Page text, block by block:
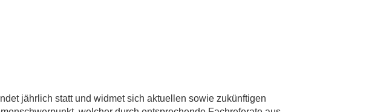
jährlich statt und widmet sich aktuellen sowie zukünftigen